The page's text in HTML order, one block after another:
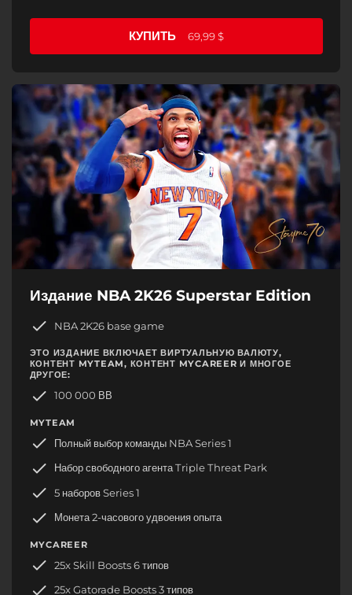
КУПИТЬ 69,99 $
Издание NBA 2K26 Superstar Edition
NBA 2K26 base game
ЭТО ИЗДАНИЕ ВКЛЮЧАЕТ ВИРТУАЛЬНУЮ ВАЛЮТУ,
КОНТЕНТ MYTEAM, КОНТЕНТ MYCAREER И МНОГОЕ
ДРУГОЕ:
100 000 ВВ
MYTEAM
Полный выбор команды NBA Series 1
Набор свободного агента Triple Threat Park
5 наборов Series 1
Монета 2-часового удвоения опыта
MYCAREER
25x Skill Boosts 6 типов
25x Gatorade Boosts 3 типов